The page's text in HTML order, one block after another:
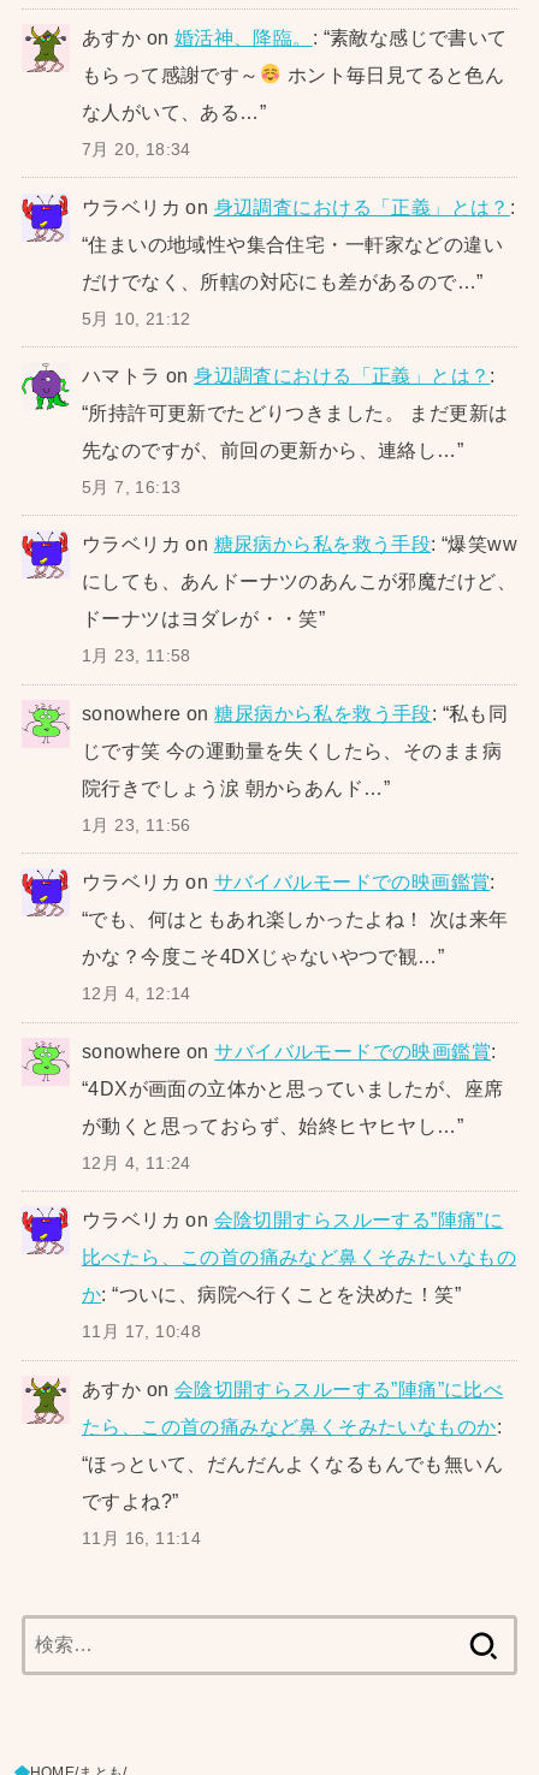
あすか on 婚活神、降臨。 : “素敵な感じで書いて
もらって感謝です～
ホント毎日見てると色ん
な人がいて、ある…”
7月 20, 18:34
ウラベリカ on 身辺調査における「正義」とは？ :
“住まいの地域性や集合住宅・一軒家などの違い
だけでなく、所轄の対応にも差があるので…”
5月 10, 21:12
ハマトラ on身辺調査における「正義」とは？ :
“所持許可更新でたどりつきました。 まだ更新は
先なのですが、前回の更新から、連絡し…”
5月 7, 16:13
ウラベリカ on 糖尿病から私を救う手段: “爆笑ww
にしても、あんドーナツのあんこが邪魔だけど、
ドーナツはヨダレが・・笑”
1月 23, 11:58
sonowhere on糖尿病から私を救う手段: “私も同
じです笑 今の運動量を失くしたら、そのまま病
院行きでしょう涙 朝からあんド…”
1月 23, 11:56
ウラベリカ on サバイバルモードでの映画鑑賞:
“でも、何はともあれ楽しかったよね！ 次は来年
かな？今度こそ4DXじゃないやつで観…”
12月 4, 12:14
sonowhere onサバイバルモードでの映画鑑賞:
“4DXが画面の立体かと思っていましたが、座席
が動くと思っておらず、始終ヒヤヒヤし…”
12月 4, 11:24
ウラベリカ on 会陰切開すらスルーする”陣痛”に
比べたら、この首の痛みなど鼻くそみたいなもの
か: “ついに、病院へ行くことを決めた！笑”
11月 17, 10:48
あすか on 会陰切開すらスルーする”陣痛”に比べ
たら、この首の痛みなど鼻くそみたいなものか:
“ほっといて、だんだんよくなるもんでも無いん
ですよね?”
11月 16, 11:14
索: